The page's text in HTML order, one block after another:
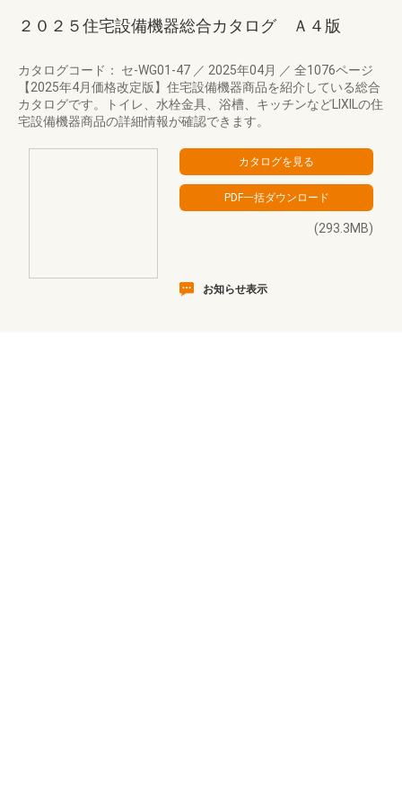
２０２５住宅設備機器総合カタログ Ａ４版
カタログコード： セ-WG01-47 ／ 2025年04月 ／ 全1076ページ
【2025年4月価格改定版】住宅設備機器商品を紹介している総合
カタログです。トイレ、水栓金具、浴槽、キッチンなどLIXILの住
宅設備機器商品の詳細情報が確認できます。
(293.3MB)
お知らせ表示